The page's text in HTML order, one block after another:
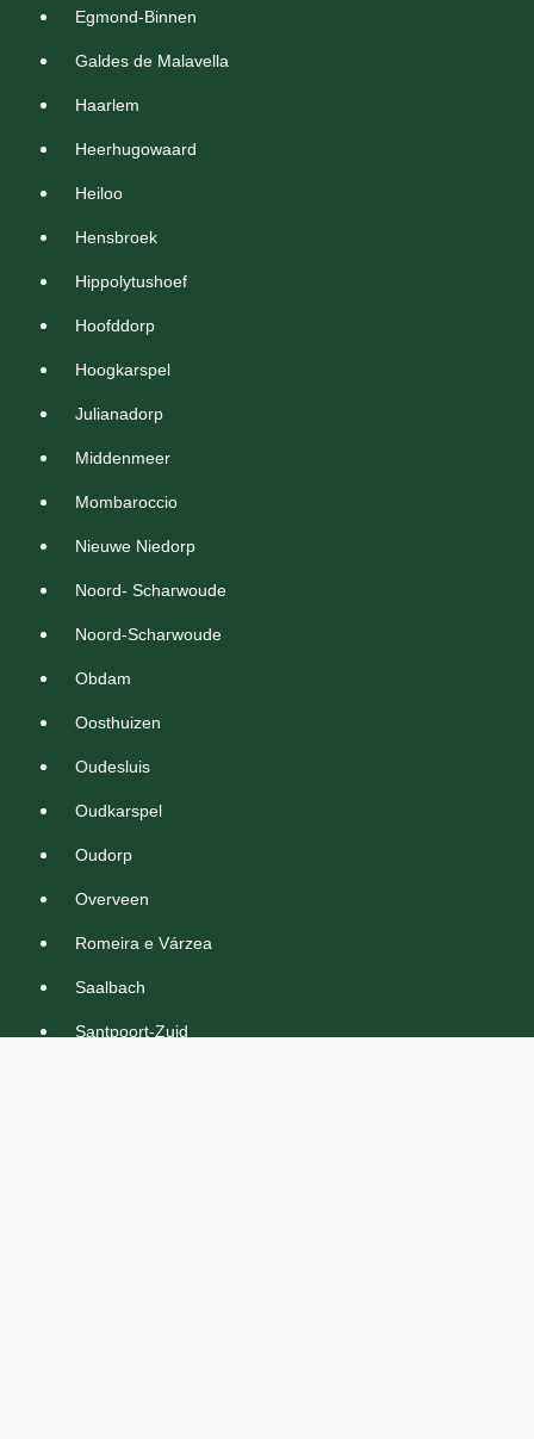
Egmond-Binnen
Galdes de Malavella
Haarlem
Heerhugowaard
Heiloo
Hensbroek
Hippolytushoef
Hoofddorp
Hoogkarspel
Julianadorp
Middenmeer
Mombaroccio
Nieuwe Niedorp
Noord- Scharwoude
Noord-Scharwoude
Obdam
Oosthuizen
Oudesluis
Oudkarspel
Oudorp
Overveen
Romeira e Várzea
Saalbach
Santpoort-Zuid